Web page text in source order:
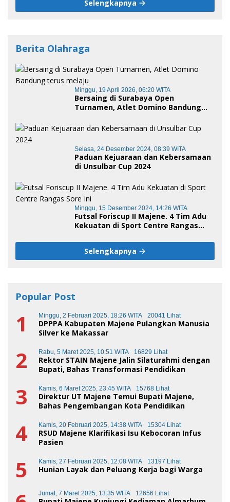
Selengkapnya
Berita Olahraga
Minggu, 19 April 2026, 06:20 WITA
Bersaing di Surabaya Open
Turnamen, Atlet Domino Bandung
Selasa, 24 Desember 2024, 08:39 WITA
Paduan Kejuaraan dan Kebersamaan
di Unsulbar Cup 2024
Minggu, 15 Desember 2024, 14:26 WITA
Futsal Foriscup II Majene. 4 Tim Adu
Kekuatan di Sport Centre Rangas
Selengkapnya
Popular Post
1 Minggu, 2 Februari 2025, 18:26 WITA 20041 Lihat
DPPPA Kabupaten Majene Pulangkan Manusia
Silver ke Makassar
2 Rabu, 5 Maret 2025, 10:51 WITA 16829 Lihat
Rektor STAIN Majene Jalin Silaturahmi dengan
Bupati, Bahas Transformasi Pendidikan
3 Kamis, 6 Maret 2025, 23:45 WITA 15768 Lihat
Direktur UT Majene Temui Bupati Majene,
Bahas Pengembangan Kota Pendidikan
4 Kamis, 20 Februari 2025, 14:38 WITA 15304 Lihat
RSUD Majene Klarifikasi Isu Kebocoran Infus
Pasien
5 Kamis, 27 Februari 2025, 12:08 WITA 13197 Lihat
Hunian Layak dan Peluang Kerja bagi Warga
Jumat, 7 Maret 2025, 13:35 WITA 12656 Lihat